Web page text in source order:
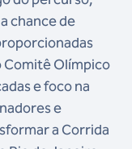
chance de
Comitê Olímpico
e foco na
e
a Corrida